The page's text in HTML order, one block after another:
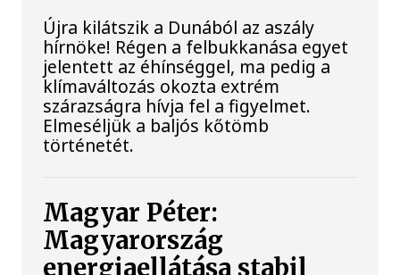
Újra kilátszik a Dunából az aszály
hírnöke! Régen a felbukkanása egyet
jelentett az éhínséggel, ma pedig a
klímaváltozás okozta extrém
szárazságra hívja fel a figyelmet.
Elmeséljük a baljós kőtömb
történetét.
Magyar Péter:
Magyarország
energiaellátása stabil